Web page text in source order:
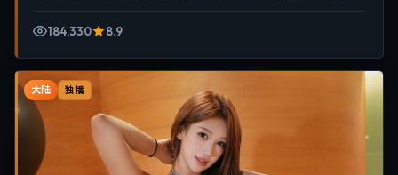
184,330
8.9
大陆 独播